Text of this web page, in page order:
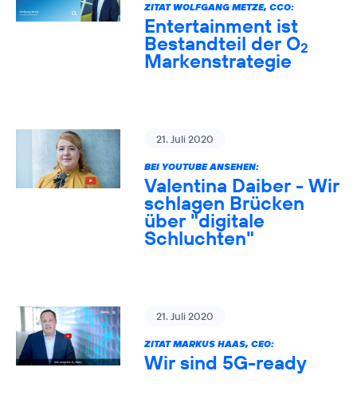
ZITAT WOLFGANG METZE, CCO:
Entertainment ist
Bestandteil der O2
Markenstrategie
21. Juli 2020
BEI YOUTUBE ANSEHEN:
Valentina Daiber - Wir
schlagen Brücken
über "digitale
Schluchten"
21. Juli 2020
ZITAT MARKUS HAAS, CEO:
Wir sind 5G-ready